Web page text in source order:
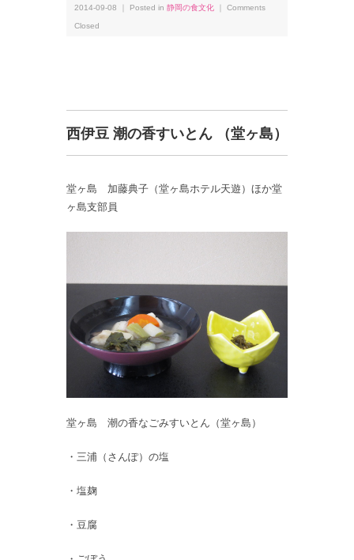
2014-09-08 ｜ Posted in 静岡の食文化 Comments
Closed
西伊豆 潮の香すいとん （堂ヶ島）
堂ヶ島 加藤典子（堂ヶ島ホテル天遊）ほか堂
ヶ島支部員
堂ヶ島 潮の香なごみすいとん（堂ヶ島）
・三浦（さんぽ）の塩
・塩麹
・豆腐